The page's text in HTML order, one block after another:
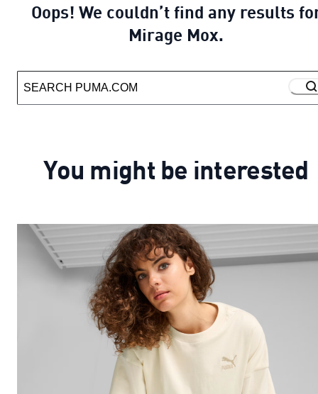
Oops! We couldn’t find any results
Mirage Mox.
You might be interested